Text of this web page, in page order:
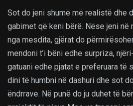
Sot do jeni shumë më realistë dhe
gabimet që keni bërë. Nëse jeni në
nga mesdita, gjërat do
mendoni t’i bëni edhe surpriza,
gatuani edhe pjatat e preferuara të
dini të humbni në dashuri dhe sot
ëndrrave. Në punë do ju duhet të